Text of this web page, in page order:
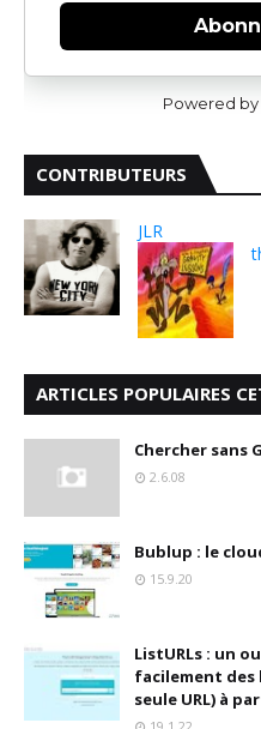
Powered by
CONTRIBUTEURS
JLR
ARTICLES POPULAIRES
Chercher sans
2.6.08
Bublup : le
15.9.20
ListURLs : un
facilement des
seule URL) à